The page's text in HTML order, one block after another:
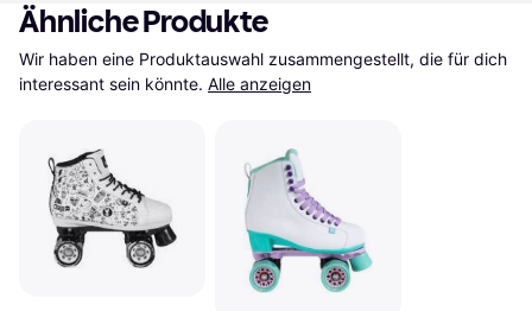
Ähnliche Produkte
Wir haben eine Produktauswahl zusammengestellt, die für dich
interessant sein könnte. Alle anzeigen